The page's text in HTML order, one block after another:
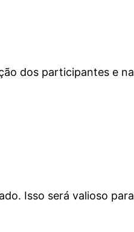
dos participantes e na
Isso será valioso para